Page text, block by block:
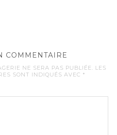
COMMENTAIRE
NE SERA PAS PUBLIÉE. LES
SONT INDIQUÉS AVEC *